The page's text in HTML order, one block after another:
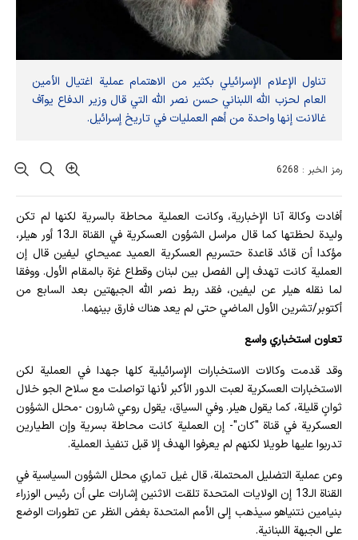
تناول الإعلام الإسرائيلي بكثير من الاهتمام عملية اغتيال الأمين
العام لحزب الله اللبناني حسن نصر الله التي قال وزير الدفاع يوآف
غالانت إنها واحدة من أهم العمليات في تاريخ إسرائيل.
رمز الخبر : 6268
أفادت وکالة آنا الإخباریة، وكانت العملية محاطة بالسرية لكنها لم تكن
وليدة لحظتها كما قال مراسل الشؤون العسكرية في القناة الـ13 أور هيلر،
مؤكدا أن قائد قاعدة حتسريم العسكرية العميد عميحاي ليفين قال إن
العملية كانت تهدف إلى الفصل بين لبنان وقطاع غزة بالمقام الأول. ووفقا
لما نقله هيلر عن ليفين، فقد ربط نصر الله الجبهتين بعد السابع من
أكتوبر/تشرين الأول الماضي حتى لم يعد هناك فارق بينهما.
تعاون استخباري واسع
وقد قدمت وكالات الاستخبارات الإسرائيلية كلها جهدا في العملية لكن
الاستخبارات العسكرية لعبت الدور الأكبر لأنها تواصلت مع سلاح الجو خلال
ثوانٍ قليلة، كما يقول هيلر. وفي السياق، يقول روعي شارون -محلل الشؤون
العسكرية في قناة "كان"- إن العملية كانت محاطة بسرية وإن الطيارين
تدربوا عليها طويلا لكنهم لم يعرفوا الهدف إلا قبل تنفيذ العملية.
وعن عملية التضليل المحتملة، قال غيل تماري محلل الشؤون السياسية في
القناة الـ13 إن الولايات المتحدة تلقت الاثنين إشارات على أن رئيس الوزراء
بنيامين نتنياهو سيذهب إلى الأمم المتحدة بغض النظر عن تطورات الوضع
على الجبهة اللبنانية.